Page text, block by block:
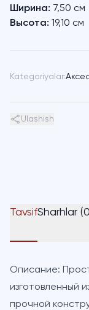
Ширина: 7,50 см
Высота: 19,10 см
Kategoriyalar:
Ulashish
TavsifSharhlar
Описание:
изготовленный
прочной